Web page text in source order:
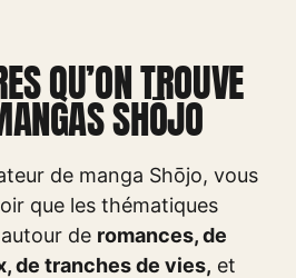
QU’ON TROUVE
SHŌJO
de manga Shōjo, vous
que les thématiques
de romances, de
de tranches de vies, et